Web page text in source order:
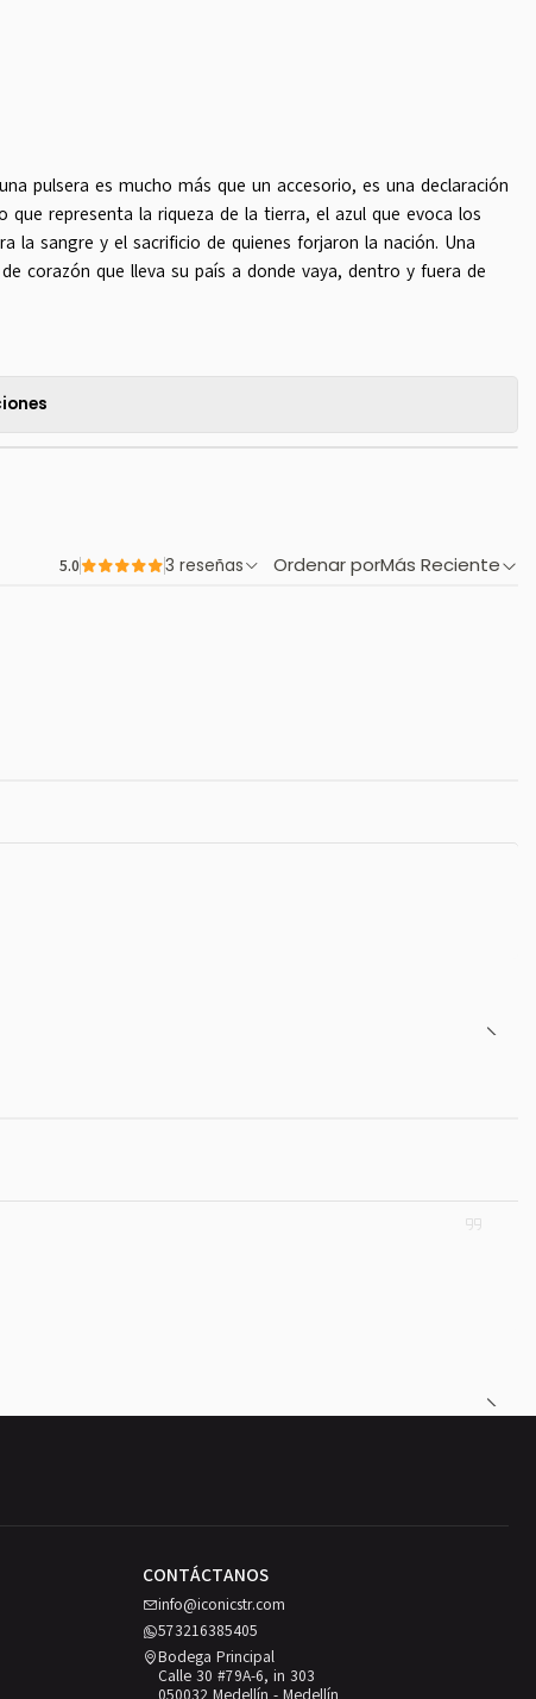
pulsera es mucho más que un accesorio, es una declaración
que representa la riqueza de la tierra, el azul que evoca los
la sangre y el sacrificio de quienes forjaron la nación. Una
corazón que lleva su país a donde vaya, dentro y fuera de
5.0 3 reseñas Ordenar porMás Reciente
CONTÁCTANOS
info@iconicstr.com
573216385405
Bodega Principal
Calle 30 #79A-6, in 303